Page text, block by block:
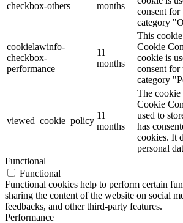
checkbox-others months
consent for
category
cookielawinfo-
checkbox-
performance
11
months
This
Cookie
cookie is
consent for
category
viewed_cookie_policy
11
months
The cookie
Cookie
used to
has
cookies. It
personal
Functional
Functional
Functional cookies help to perform certain
sharing the content of the website on social
feedbacks, and other third-party features.
Performance